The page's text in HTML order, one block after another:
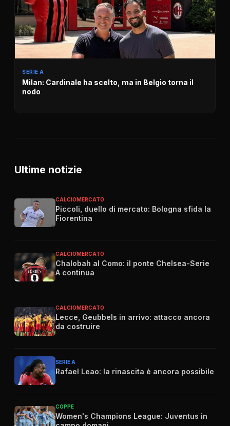
SERIE A
Milan: Cardinale ha scelto, ma in Belgio torna il
nodo
Ultime notizie
CALCIOMERCATO
Piccoli, duello di mercato: Bologna sfida la
Fiorentina
CALCIOMERCATO
Chalobah al Como: il ponte Chelsea-Serie
A continua
CALCIOMERCATO
Lecce, Geubbels in arrivo: attacco ancora
da costruire
SERIE A
Rafael Leao: la rinascita è ancora possibile
COPPE
Women's Champions League: Juventus in